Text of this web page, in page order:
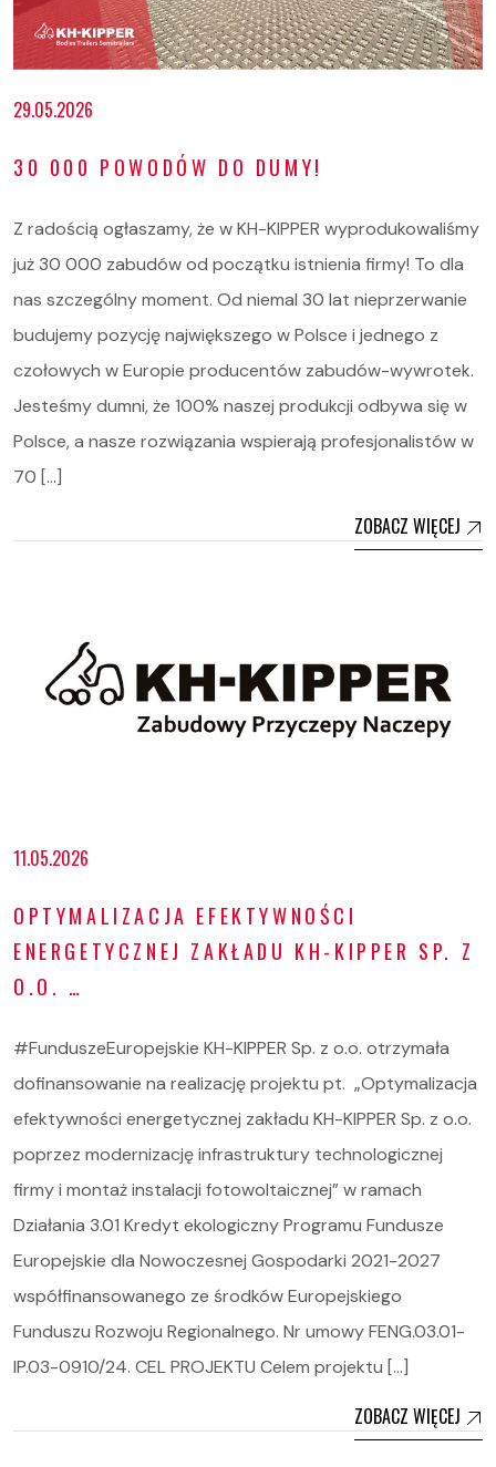
29.05.2026
30 000 POWODÓW DO DUMY!
Z radością ogłaszamy, że w KH-KIPPER wyprodukowaliśmy
już 30 000 zabudów od początku istnienia firmy! To dla
nas szczególny moment. Od niemal 30 lat nieprzerwanie
budujemy pozycję największego w Polsce i jednego z
czołowych w Europie producentów zabudów-wywrotek.
Jesteśmy dumni, że 100% naszej produkcji odbywa się w
Polsce, a nasze rozwiązania wspierają profesjonalistów w
70 […]
ZOBACZ WIĘCEJ
11.05.2026
OPTYMALIZACJA EFEKTYWNOŚCI
ENERGETYCZNEJ ZAKŁADU KH-KIPPER SP. Z
O.O. …
#FunduszeEuropejskie KH-KIPPER Sp. z o.o. otrzymała
dofinansowanie na realizację projektu pt. „Optymalizacja
efektywności energetycznej zakładu KH-KIPPER Sp. z o.o.
poprzez modernizację infrastruktury technologicznej
firmy i montaż instalacji fotowoltaicznej” w ramach
Działania 3.01 Kredyt ekologiczny Programu Fundusze
Europejskie dla Nowoczesnej Gospodarki 2021-2027
współfinansowanego ze środków Europejskiego
Funduszu Rozwoju Regionalnego. Nr umowy FENG.03.01-
IP.03-0910/24. CEL PROJEKTU Celem projektu […]
ZOBACZ WIĘCEJ